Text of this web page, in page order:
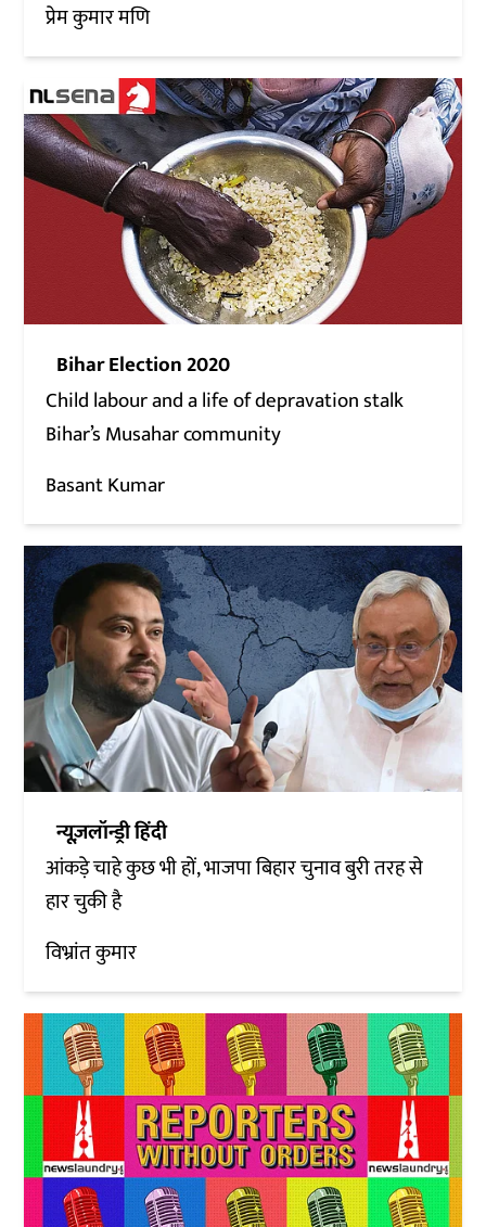
प्रेम कुमार मणि
Bihar Election 2020
Child labour and a life of depravation stalk
Bihar’s Musahar community
Basant Kumar
न्यूज़लॉन्ड्री हिंदी
आंकड़े चाहे कुछ भी हों, भाजपा बिहार चुनाव बुरी तरह से
हार चुकी है
विभ्रांत कुमार